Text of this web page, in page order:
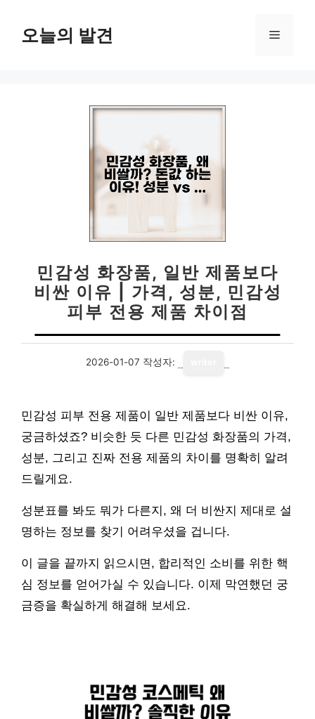
오늘의 발견 메
민감성 화장품, 일반 제품보다
비싼 이유 | 가격, 성분, 민감성
피부 전용 제품 차이점
2026-01-07 작성자:
민감성 피부 전용 제품이 일반 제품보다 비싼 이유,
궁금하셨죠? 비슷한 듯 다른 민감성 화장품의 가격,
성분, 그리고 진짜 전용 제품의 차이를 명확히 알려
드릴게요.
성분표를 봐도 뭐가 다른지, 왜 더 비싼지 제대로 설
명하는 정보를 찾기 어려우셨을 겁니다.
이 글을 끝까지 읽으시면, 합리적인 소비를 위한 핵
심 정보를 얻어가실 수 있습니다. 이제 막연했던 궁
금증을 확실하게 해결해 보세요.